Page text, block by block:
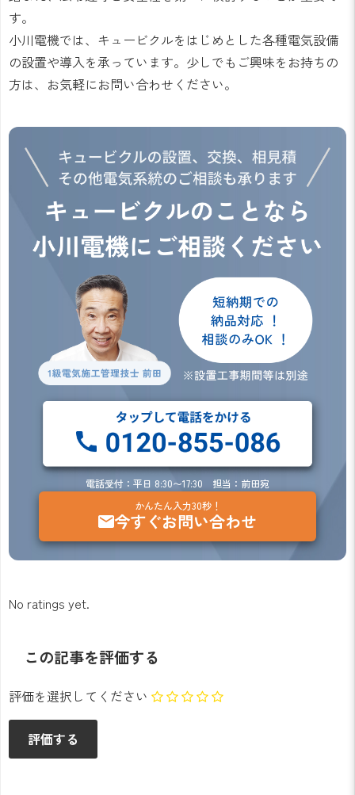
す。
小川電機では、キュービクルをはじめとした各種電気設備
の設置や導入を承っています。少しでもご興味をお持ちの
方は、お気軽にお問い合わせください。
電話受付：平日 8:30〜17:30 担当：前田宛
かんたん入力30秒！
今すぐお問い合わせ
No ratings yet.
この記事を評価する
評価を選択してください